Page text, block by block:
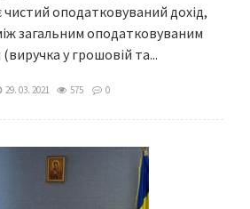
оподатковуваний дохід,
загальним оподатковуваним
у грошовій та...
29. 03. 2021 575 0